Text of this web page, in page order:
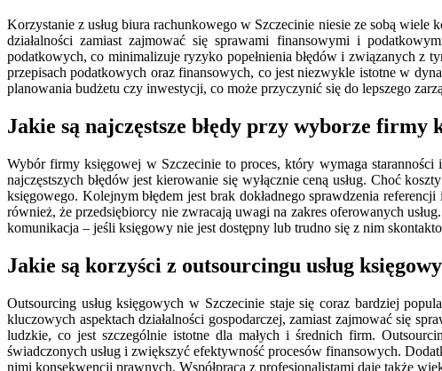
Korzystanie z usług biura rachunkowego w Szczecinie niesie ze sobą
działalności zamiast zajmować się sprawami finansowymi i
podatkowych, co minimalizuje ryzyko popełnienia błędów i związanych z
przepisach podatkowych oraz finansowych, co jest niezwykle istotne w
planowania budżetu czy inwestycji, co może przyczynić się do lepszego
Jakie są najczęstsze błędy przy wyborze firmy
Wybór firmy księgowej w Szczecinie to proces, który wymaga
najczęstszych błędów jest kierowanie się wyłącznie ceną usług. Choć
księgowego. Kolejnym błędem jest brak dokładnego sprawdzenia
również, że przedsiębiorcy nie zwracają uwagi na zakres oferowanych
komunikacja – jeśli księgowy nie jest dostępny lub trudno się z nim
Jakie są korzyści z outsourcingu usług
Outsourcing usług księgowych w Szczecinie staje się coraz bardziej
kluczowych aspektach działalności gospodarczej, zamiast zajmować się
ludzkie, co jest szczególnie istotne dla małych i średnich firm.
świadczonych usług i zwiększyć efektywność procesów finansowych.
nimi konsekwencji prawnych. Współpraca z profesjonalistami daje także